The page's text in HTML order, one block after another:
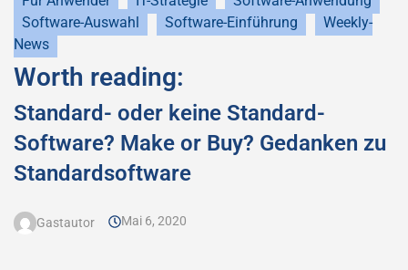
Software-Auswahl
Software-Einführung
Weekly-
News
Worth reading:
Standard- oder keine Standard-
Software? Make or Buy? Gedanken zu
Standardsoftware
Gastautor Mai 6, 2020